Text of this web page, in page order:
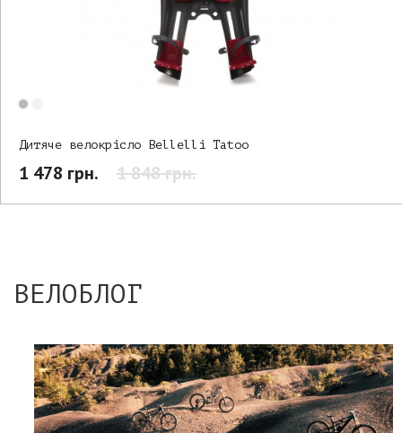
Дитяче велокрісло Bellelli Tatoo
1 478 грн. 1 848 грн.
ВЕЛОБЛОГ